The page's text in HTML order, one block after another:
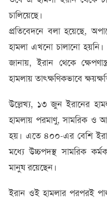
চালিয়েছে।
প্রতিবেদনে বলা হয়েছে,
হামলা এখনো চালানো
জানায়, ইরান থেকে
হামলায় তাৎক্ষণিকভাবে
উল্লেখ্য, ১৩ জুন ইরানের
হামলায় পরমাণু, সামরিক ও
হয়। এতে ৪০০-এর বেশি
মধ্যে উচ্চপদস্থ সামরিক
মানুষ রয়েছেন।
ইরান ওই হামলার পরপরই